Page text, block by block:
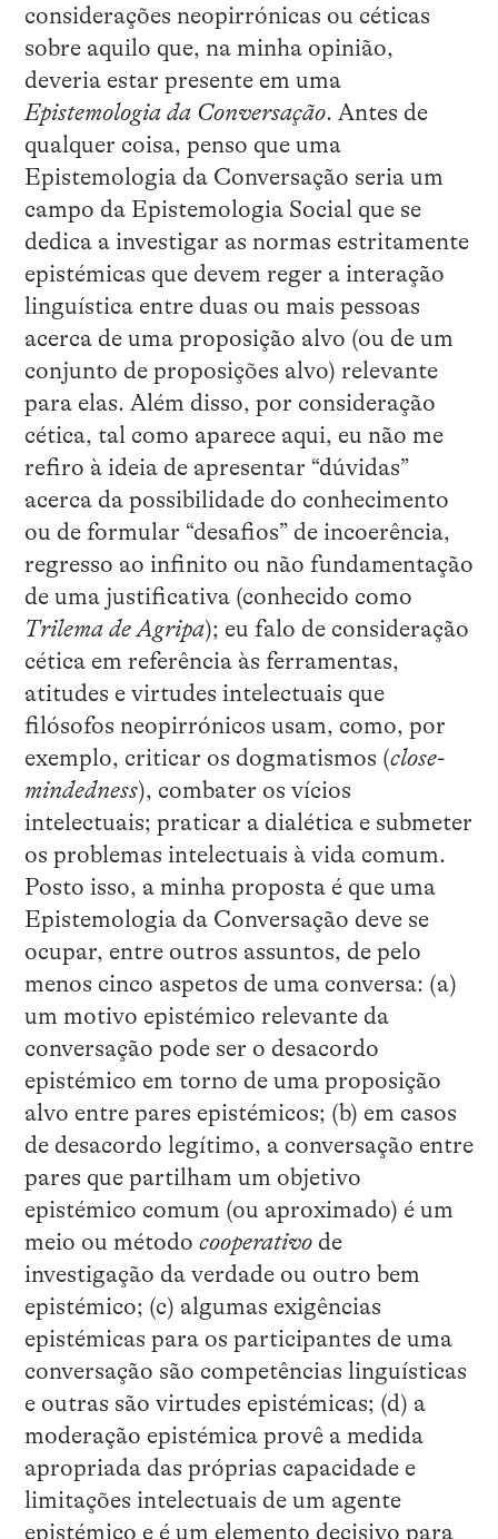
considerações neopirrónicas ou céticas
sobre aquilo que, na minha opinião,
deveria estar presente em uma
Epistemologia da Conversação. Antes de
qualquer coisa, penso que uma
Epistemologia da Conversação seria um
campo da Epistemologia Social que se
dedica a investigar as normas estritamente
epistémicas que devem reger a interação
linguística entre duas ou mais pessoas
acerca de uma proposição alvo (ou de um
conjunto de proposições alvo) relevante
para elas. Além disso, por consideração
cética, tal como aparece aqui, eu não me
refiro à ideia de apresentar “dúvidas”
acerca da possibilidade do conhecimento
ou de formular “desafios” de incoerência,
regresso ao infinito ou não fundamentação
de uma justificativa (conhecido como
Trilema de Agripa); eu falo de consideração
cética em referência às ferramentas,
atitudes e virtudes intelectuais que
filósofos neopirrónicos usam, como, por
exemplo, criticar os dogmatismos (close-
mindedness), combater os vícios
intelectuais; praticar a dialética e submeter
os problemas intelectuais à vida comum.
Posto isso, a minha proposta é que uma
Epistemologia da Conversação deve se
ocupar, entre outros assuntos, de pelo
menos cinco aspetos de uma conversa: (a)
um motivo epistémico relevante da
conversação pode ser o desacordo
epistémico em torno de uma proposição
alvo entre pares epistémicos; (b) em casos
de desacordo legítimo, a conversação entre
pares que partilham um objetivo
epistémico comum (ou aproximado) é um
meio ou método cooperativode
investigação da verdade ou outro bem
epistémico; (c) algumas exigências
epistémicas para os participantes de uma
conversação são competências linguísticas
e outras são virtudes epistémicas; (d) a
moderação epistémica provê a medida
apropriada das próprias capacidade e
limitações intelectuais de um agente
epistémico e é um elemento decisivo para